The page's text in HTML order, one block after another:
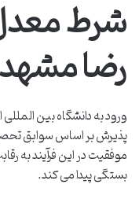
شرط
رضا مشهد
ورود به دانشگاه بین
پذیرش بر اساس سوابق
موفقیت در این فرآیند به
بستگی پیدا می کند.